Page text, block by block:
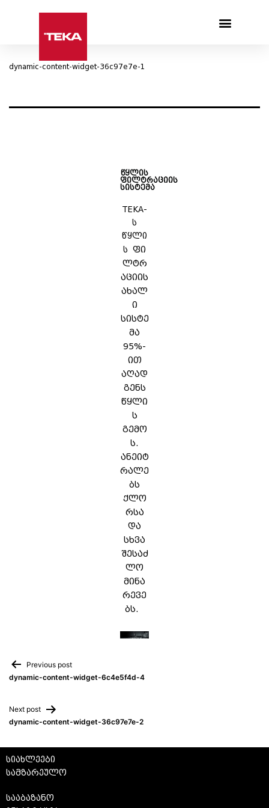
dynamic-content-widget-36c97e7e-1
წყლის
ფილტრაციის
სისტემა
TEKA-
ს
წყლი
ს ფი
ლტრ
აციის
ახალ
ი
სისტე
მა
95%-
ით
აღად
გენს
წყლი
ს
გემო
ს.
ანეიტ
რალე
ბს
ქლო
რსა
და
სხვა
შესაძ
ლო
მინა
რევე
ბს.
Previous post
dynamic-content-widget-6c4e5f4d-4
Next post
dynamic-content-widget-36c97e7e-2
სიახლეები
სამზარეულო
სააბაზანო